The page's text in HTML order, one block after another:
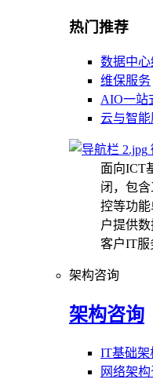
热门推荐
数据中
维保服务
AIO一站
云与智
面向ICT
闭，包
控等功
户提供
客户IT服
架构咨询
架构咨询
IT基础架
网络架